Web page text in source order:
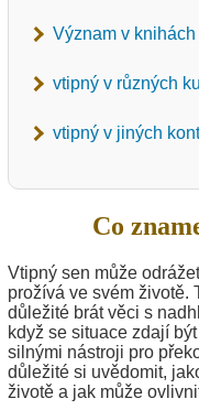
Význam v knihách
vtipný v různých
vtipný v jiných
Co
Vtipný sen může
prožívá ve svém životě.
důležité brát věci s
když se situace zdají
silnými nástroji pro
důležité si uvědomit,
životě a jak může